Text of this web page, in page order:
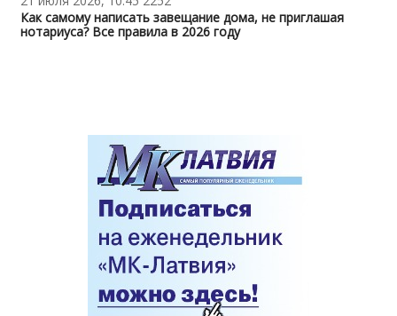
Как самому написать завещание дома, не приглашая
нотариуса? Все правила в 2026 году